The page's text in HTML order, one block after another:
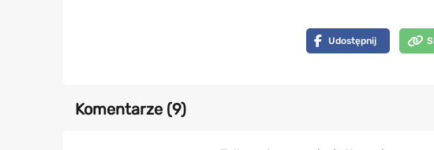
Udostępnij
Komentarze (9)